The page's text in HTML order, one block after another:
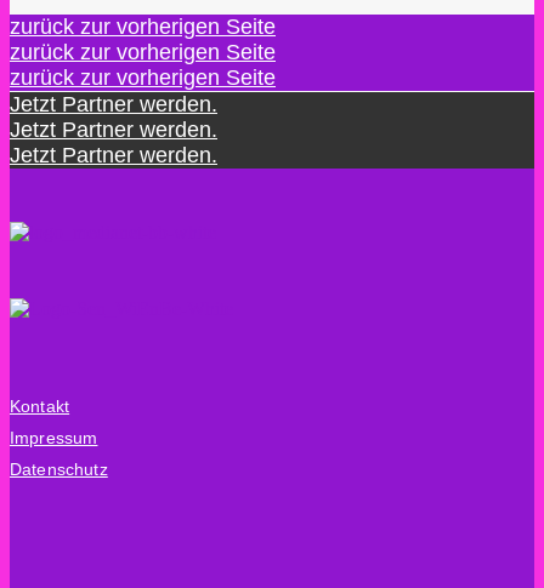
zurück zur vorherigen Seite
Jetzt Partner werden.
Kontakt
Impressum
Datenschutz